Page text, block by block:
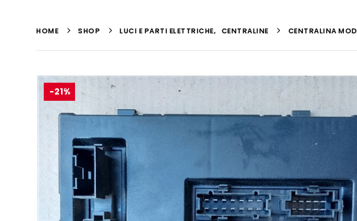
HOME SHOP LUCI E PARTI ELETTRICHE, CENTRALINE CENTRALINA
-21%